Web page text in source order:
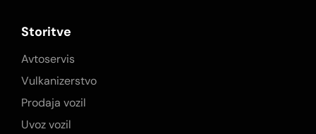
Storitve
Avtoservis
Vulkanizerstvo
Prodaja vozil
Uvoz vozil